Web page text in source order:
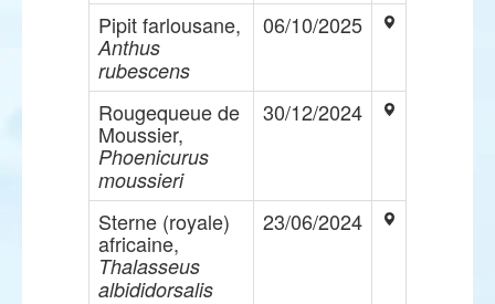
Pipit farlousane,
Anthus
rubescens
06/10/2025
Rougequeue de
Moussier,
Phoenicurus
moussieri
30/12/2024
Sterne (royale)
africaine,
Thalasseus
albididorsalis
23/06/2024